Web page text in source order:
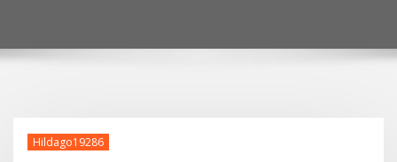
Hildago19286